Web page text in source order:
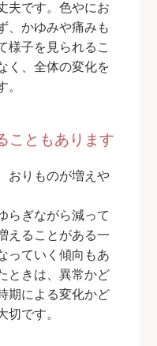
夫です。色やにお
、かゆみや痛みも
様子を見られるこ
く、全体の変化を
。
こともあります
おりものが増えや
らぎながら減って
えることがある一
っていく傾向もあ
ときは、異常かど
期による変化かど
切です。